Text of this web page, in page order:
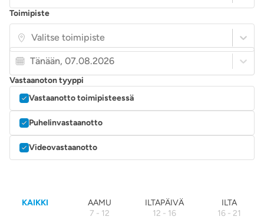
Toimipiste
Valitse toimipiste
Vastaanoton tyyppi
Vastaanotto toimipisteessä
Puhelinvastaanotto
Videovastaanotto
Tänään, 07.08.2026
KAIKKI
AAMU
7 - 12
ILTAPÄIVÄ
12 - 16
ILTA
16 - 21